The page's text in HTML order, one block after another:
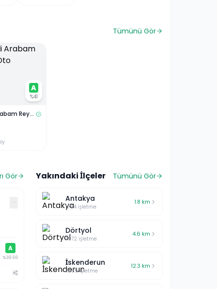
Tümünü Gör
A
%41
Garantili Arabam Reyhanlı Oto Ekspertiz
Gör
···
A
%38.66
Yakındaki İlçeler Tümünü Gör
Antakya
1.754 işletme
1.8 km
Dörtyol
1.072 işletme
4.6 km
İskenderun
1.059işletme
12.3 km